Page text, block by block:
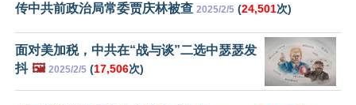
传中共前政治局常委贾庆林被查 2025/2/5 (24,501次)
面对美加税，中共在“战与谈”二选中瑟瑟发
抖 🖼️ 2025/2/5 (17,506次)